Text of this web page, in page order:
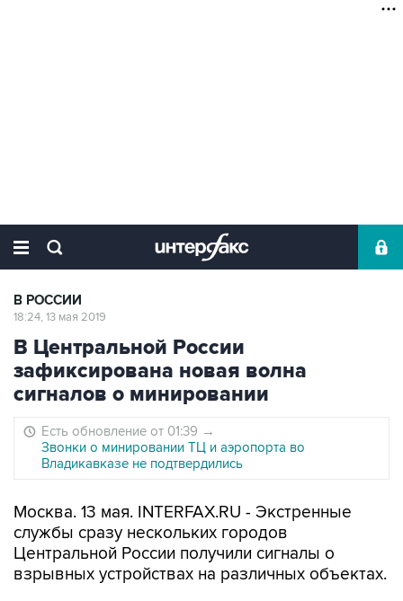
В РОССИИ
18:24, 13 мая 2019
В Центральной России
зафиксирована новая волна
сигналов о минировании
Есть обновление от 01:39 →
Звонки о минировании ТЦ и аэропорта во
Владикавказе не подтвердились
Москва. 13 мая. INTERFAX.RU - Экстренные
службы сразу нескольких городов
Центральной России получили сигналы о
взрывных устройствах на различных объектах.